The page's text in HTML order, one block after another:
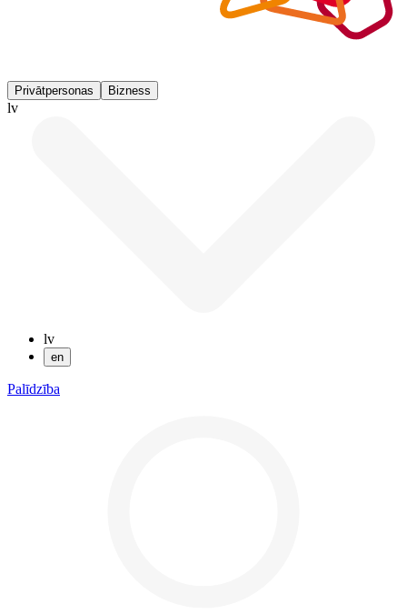
Privātpersonas Bizness
lv
lv
en
Palīdzība